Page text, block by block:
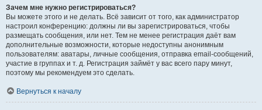
Зачем мне нужно регистрироваться?
Вы можете этого и не делать. Всё зависит от того, как администратор
настроил конференцию: должны ли вы зарегистрироваться, чтобы
размещать сообщения, или нет. Тем не менее регистрация даёт вам
дополнительные возможности, которые недоступны анонимным
пользователям: аватары, личные сообщения, отправка email-сообщений,
участие в группах и т. д. Регистрация займёт у вас всего пару минут,
поэтому мы рекомендуем это сделать.
Вернуться к началу